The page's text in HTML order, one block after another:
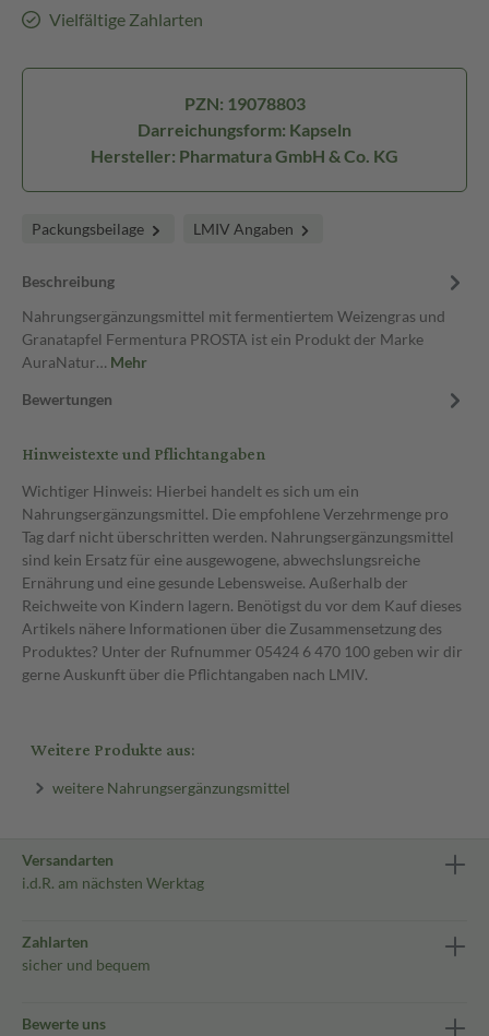
Vielfältige Zahlarten
PZN: 19078803
Darreichungsform: Kapseln
Hersteller: Pharmatura GmbH & Co. KG
Packungsbeilage LMIV Angaben
Beschreibung
Nahrungsergänzungsmittel mit fermentiertem Weizengras und
Granatapfel Fermentura PROSTA ist ein Produkt der Marke
AuraNatur… Mehr
Bewertungen
Hinweistexte und Pflichtangaben
Wichtiger Hinweis: Hierbei handelt es sich um ein
Nahrungsergänzungsmittel. Die empfohlene Verzehrmenge pro
Tag darf nicht überschritten werden. Nahrungsergänzungsmittel
sind kein Ersatz für eine ausgewogene, abwechslungsreiche
Ernährung und eine gesunde Lebensweise. Außerhalb der
Reichweite von Kindern lagern. Benötigst du vor dem Kauf dieses
Artikels nähere Informationen über die Zusammensetzung des
Produktes? Unter der Rufnummer 05424 6 470 100 geben wir dir
gerne Auskunft über die Pflichtangaben nach LMIV.
Weitere Produkte aus:
weitere Nahrungsergänzungsmittel
Versandarten
i.d.R. am nächsten Werktag
Zahlarten
sicher und bequem
Bewerte uns